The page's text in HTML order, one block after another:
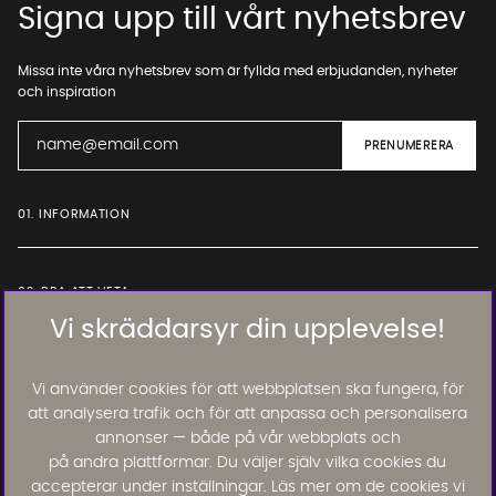
Vi skräddarsyr din upplevelse!
Vi använder cookies för att webbplatsen ska fungera, för
att analysera trafik och för att anpassa och personalisera
annonser — både på vår webbplats och
på andra plattformar. Du väljer själv vilka cookies du
accepterar under inställningar. Läs mer om de cookies vi
Signa upp till vårt nyhetsbrev
Missa inte våra nyhetsbrev som är fyllda med erbjudanden, nyheter
och inspiration
01. INFORMATION
02. BRA ATT VETA